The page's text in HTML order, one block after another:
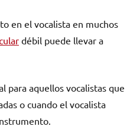
en el vocalista en muchos
débil puede llevar a
para aquellos vocalistas que
o cuando el vocalista